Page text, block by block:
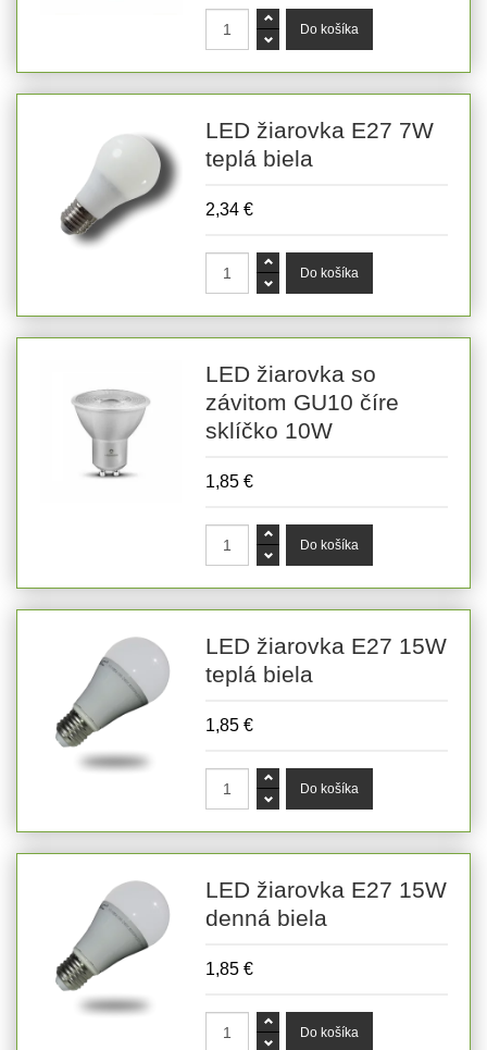
LED žiarovka E27 7W
teplá biela
2,34 €
LED žiarovka so
závitom GU10 číre
sklíčko 10W
1,85 €
LED žiarovka E27 15W
teplá biela
1,85 €
LED žiarovka E27 15W
denná biela
1,85 €